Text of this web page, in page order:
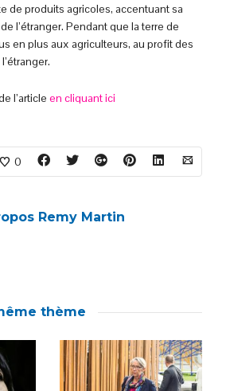
de produits agricoles, accentuant sa
l’étranger. Pendant que la terre de
en plus aux agriculteurs, au profit des
l’article en cliquant ici
0
Remy Martin
thème